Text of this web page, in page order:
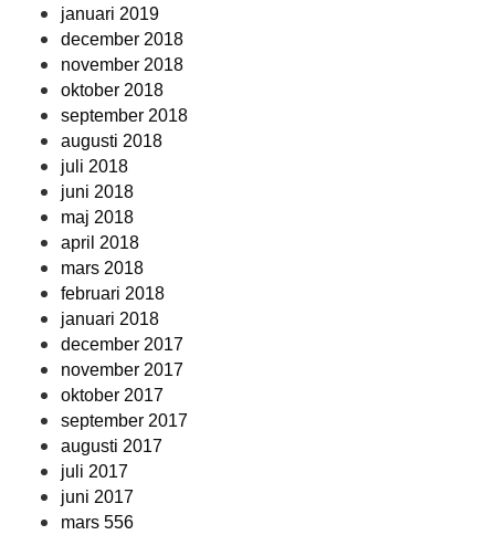
januari 2019
december 2018
november 2018
oktober 2018
september 2018
augusti 2018
juli 2018
juni 2018
maj 2018
april 2018
mars 2018
februari 2018
januari 2018
december 2017
november 2017
oktober 2017
september 2017
augusti 2017
juli 2017
juni 2017
mars 556